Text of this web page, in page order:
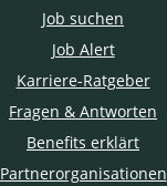
Job suchen
Job Alert
Karriere-Ratgeber
Fragen & Antworten
Benefits erklärt
Partnerorganisationen